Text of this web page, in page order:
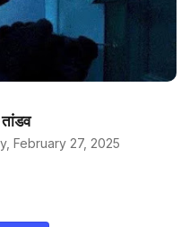
February 27, 2025